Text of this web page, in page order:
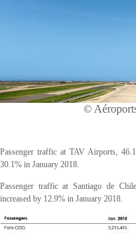
©
Passenger traffic at TAV Airports,
30.1% in January 2018.
Passenger traffic at Santiago de
increased by 12.9% in January 2018.